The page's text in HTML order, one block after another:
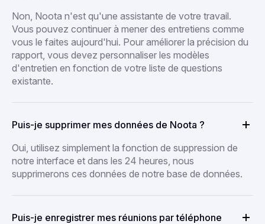
Non, Noota n'est qu'une assistante de votre travail.
Vous pouvez continuer à mener des entretiens comme
vous le faites aujourd'hui. Pour améliorer la précision du
rapport, vous devez personnaliser les modèles
d'entretien en fonction de votre liste de questions
existante.
Puis-je supprimer mes données de Noota ?
Oui, utilisez simplement la fonction de suppression de
notre interface et dans les 24 heures, nous
supprimerons ces données de notre base de données.
Puis-je enregistrer mes réunions par téléphone